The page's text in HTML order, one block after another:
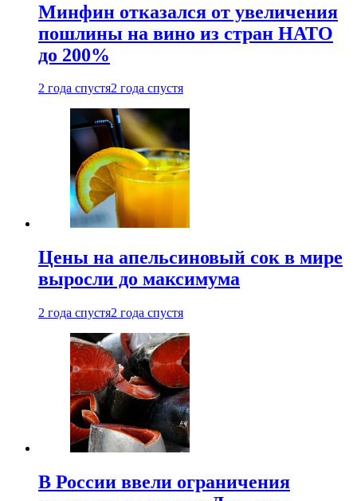
Минфин отказался от увеличения
пошлины на вино из стран НАТО
до 200%
2 года спустя2 года спустя
Цены на апельсиновый сок в мире
выросли до максимума
2 года спустя2 года спустя
В России ввели ограничения